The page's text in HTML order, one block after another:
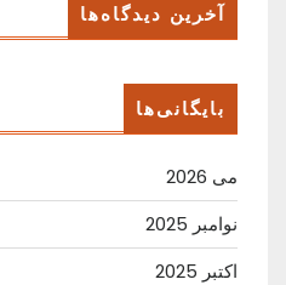
آخرین دیدگاه‌ها
بایگانی‌ها
می 2026
نوامبر 2025
اکتبر 2025